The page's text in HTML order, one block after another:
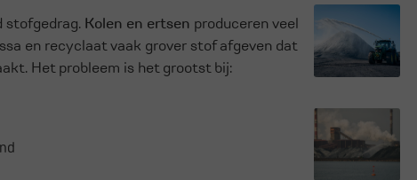
stofgedrag. Kolen en ertsen produceren veel
en recyclaat vaak grover stof afgeven dat
Het probleem is het grootst bij: